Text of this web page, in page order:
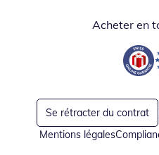
Acheter en
Se rétracter du contrat
Mentions légales